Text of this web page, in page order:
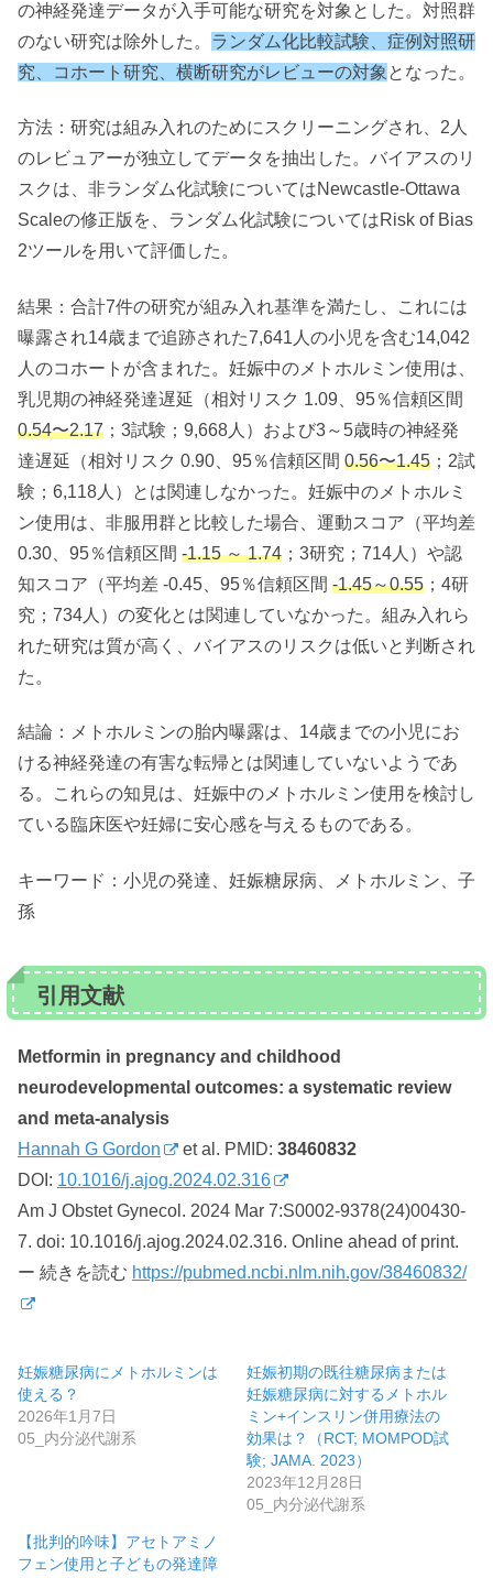
の神経発達データが入手可能な研究を対象とした。対照群
のない研究は除外した。 ランダム化比較試験、症例対照研
究、コホート研究、横断研究がレビューの対象 となった。
方法：研究は組み入れのためにスクリーニングされ、2人
のレビュアーが独立してデータを抽出した。バイアスのリ
スクは、非ランダム化試験についてはNewcastle-Ottawa
Scaleの修正版を、ランダム化試験についてはRisk of Bias
2ツールを用いて評価した。
結果：合計7件の研究が組み入れ基準を満たし、これには
曝露され14歳まで追跡された7,641人の小児を含む14,042
人のコホートが含まれた。妊娠中のメトホルミン使用は、
乳児期の神経発達遅延（相対リスク 1.09、95％信頼区間
0.54〜2.17 ；3試験；9,668人）および3～5歳時の神経発
達遅延（相対リスク 0.90、95％信頼区間 0.56〜1.45 ；2試
験；6,118人）とは関連しなかった。妊娠中のメトホルミ
ン使用は、非服用群と比較した場合、運動スコア（平均差
0.30、95％信頼区間 -1.15 ～ 1.74 ；3研究；714人）や認
知スコア（平均差 -0.45、95％信頼区間 -1.45～0.55 ；4研
究；734人）の変化とは関連していなかった。組み入れら
れた研究は質が高く、バイアスのリスクは低いと判断され
た。
結論：メトホルミンの胎内曝露は、14歳までの小児にお
ける神経発達の有害な転帰とは関連していないようであ
る。これらの知見は、妊娠中のメトホルミン使用を検討し
ている臨床医や妊婦に安心感を与えるものである。
キーワード：小児の発達、妊娠糖尿病、メトホルミン、子
孫
引用文献
Metformin in pregnancy and childhood
neurodevelopmental outcomes: a systematic review
and meta-analysis
Hannah G Gordon
et al. PMID: 38460832
DOI: 10.1016/j.ajog.2024.02.316
Am J Obstet Gynecol. 2024 Mar 7:S0002-9378(24)00430-
7. doi: 10.1016/j.ajog.2024.02.316. Online ahead of print.
ー 続きを読む https://pubmed.ncbi.nlm.nih.gov/38460832/
妊娠糖尿病にメトホルミンは
使える？
2026年1月7日
05_内分泌代謝系
妊娠初期の既往糖尿病または
妊娠糖尿病に対するメトホル
ミン+インスリン併用療法の
効果は？（RCT; MOMPOD試
験; JAMA. 2023）
2023年12月28日
05_内分泌代謝系
【批判的吟味】アセトアミノ
フェン使用と子どもの発達障